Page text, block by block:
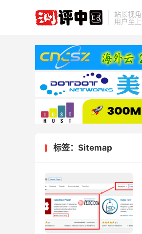
站长视角
用户至上
标签：Sitemap